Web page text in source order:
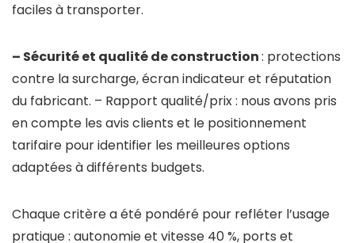
faciles à transporter.
– Sécurité et qualité de construction: protections
contre la surcharge, écran indicateur et réputation
du fabricant. – Rapport qualité/prix : nous avons pris
en compte les avis clients et le positionnement
tarifaire pour identifier les meilleures options
adaptées à différents budgets.
Chaque critère a été pondéré pour refléter l’usage
pratique : autonomie et vitesse 40 %, ports et